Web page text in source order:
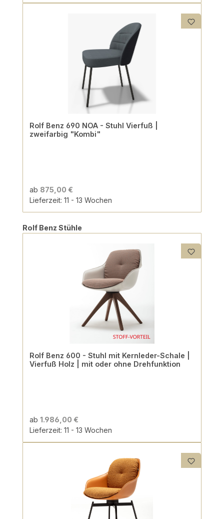
Rolf Benz 690 NOA - Stuhl Vierfuß |
zweifarbig "Kombi"
ab 875,00 €
Lieferzeit: 11 - 13 Wochen
Produktgalerie überspringen
Rolf Benz Stühle
Rolf Benz 600 - Stuhl mit Kernleder-Schale |
Vierfuß Holz | mit oder ohne Drehfunktion
ab 1.986,00 €
Lieferzeit: 11 - 13 Wochen